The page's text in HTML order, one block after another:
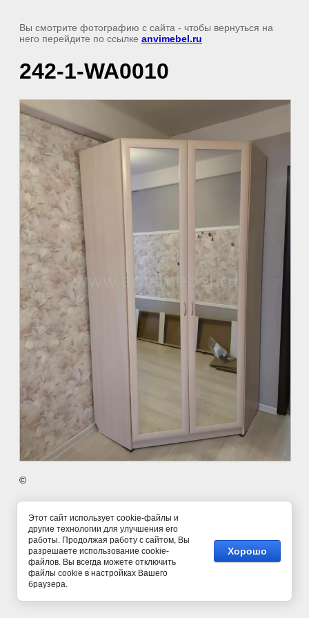
Вы смотрите фотографию с сайта - чтобы вернуться на
него перейдите по ссылке anvimebel.ru
242-1-WA0010
©
Этот сайт использует cookie-файлы и
другие технологии для улучшения его
работы. Продолжая работу с сайтом, Вы
разрешаете использование cookie-
файлов. Вы всегда можете отключить
файлы cookie в настройках Вашего
браузера.
Хорошо